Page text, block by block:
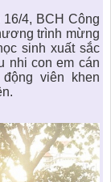
4, BCH Công
trình mừng
sinh xuất sắc
nhi con em cán
viên khen